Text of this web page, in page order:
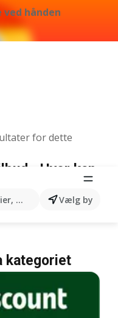
hånden
produkter...Vælg by
for dette
- Hvor kan
kategoriet